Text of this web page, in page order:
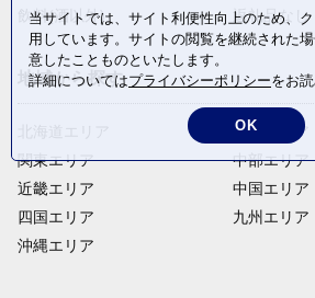
飲料(酒以外)
返礼品なし
地域から探す
関東エリア
近畿エリア
四国エリア
沖縄エリア
東北エリア
中部エリア
中国エリア
九州エリア
当サイトでは、サイト利便性向上のため、
用しています。サイトの閲覧を継続された
意したことものといたします。
詳細についてはプライバシーポリシーをお
OK